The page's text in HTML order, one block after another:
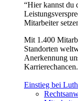
“Hier kannst du
Mitarbeiter
Mit 1.400
Standorten
Anerkennung
Karrierechancen.
Einstieg bei